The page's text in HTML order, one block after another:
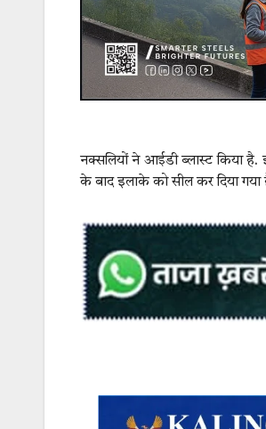
नक्सलियों ने आईडी ब्लास्ट किया है.
के बाद इलाके को सील कर दिया